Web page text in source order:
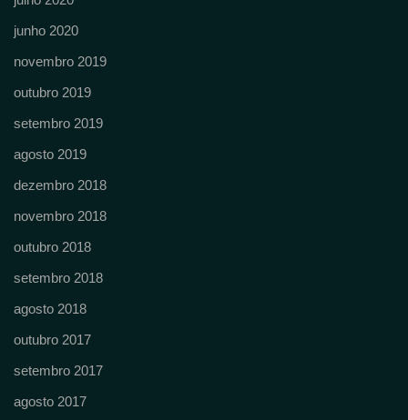
junho 2020
novembro 2019
outubro 2019
setembro 2019
agosto 2019
dezembro 2018
novembro 2018
outubro 2018
setembro 2018
agosto 2018
outubro 2017
setembro 2017
agosto 2017